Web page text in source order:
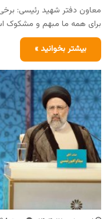
معاون دفتر شهید رئیسی:
برای همه ما مبهم و مشکوک
بیشتر بخوانید »